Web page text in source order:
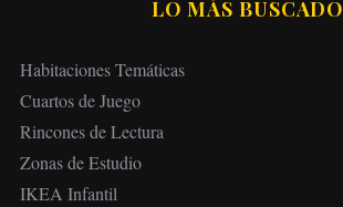
LO MÁS BUSCADO
Habitaciones Temáticas
Cuartos de Juego
Rincones de Lectura
Zonas de Estudio
IKEA Infantil